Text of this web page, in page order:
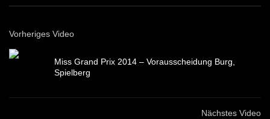
Vorheriges Video
Miss Grand Prix 2014 – Vorausscheidung Burg,
Spielberg
Nächstes Video